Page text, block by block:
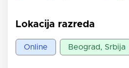
Lokacija razreda
Online Beograd, Srbija